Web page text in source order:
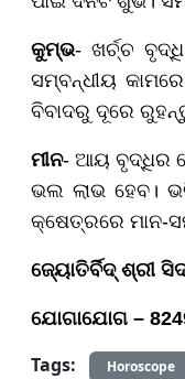
କୁମ୍ଭ- ଖର୍ଚ୍ଚ
ସମ୍ବନ୍ଧୀୟ
ବିବାଦରୁ ଦୂରେ
ମୀନ- ଆୟ ବୃଦ୍ଧିର
ଭଲ ଲାଭ ହେବ।
କ୍ଷେତ୍ରରେ ମାନ-
ଜ୍ୟୋତିର୍ବିଦ୍ ଶ୍ରୀ
ଯୋଗାଯୋଗ –
Tags: Horoscope